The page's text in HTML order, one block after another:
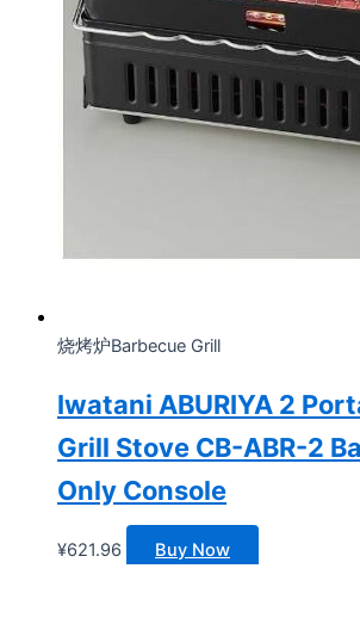
烧烤炉Barbecue Grill
Iwatani ABURIYA 2
Grill Stove CB-ABR-2
Only Console
¥621.96 Buy Now